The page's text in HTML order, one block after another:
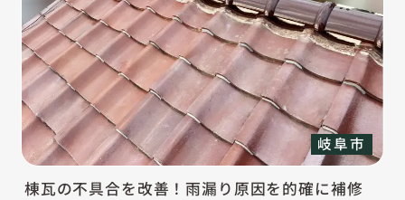
岐阜市
棟瓦の不具合を改善！雨漏り原因を的確に補修